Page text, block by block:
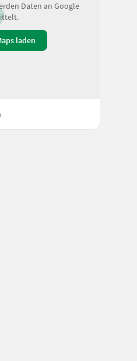
Daten an Google
laden